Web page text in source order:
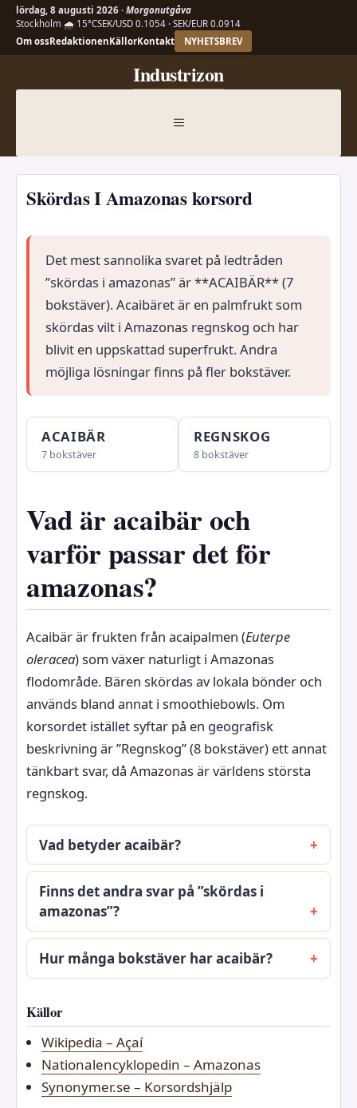
lördag, 8 augusti 2026 · Morgonutgåva
Stockholm 🌧 15°CSEK/USD 0.1054 · SEK/EUR 0.0914
Om ossRedaktionenKällorKontakt NYHETSBREV
Industrizon
MENY
Skördas I Amazonas korsord
Det mest sannolika svaret på ledtråden
”skördas i amazonas” är **ACAIBÄR** (7
bokstäver). Acaibäret är en palmfrukt som
skördas vilt i Amazonas regnskog och har
blivit en uppskattad superfrukt. Andra
möjliga lösningar finns på fler bokstäver.
ACAIBÄR
7 bokstäver
REGNSKOG
8 bokstäver
Vad är acaibär och
varför passar det för
amazonas?
Acaibär är frukten från acaipalmen (Euterpe
oleracea) som växer naturligt i Amazonas
flodområde. Bären skördas av lokala bönder och
används bland annat i smoothiebowls. Om
korsordet istället syftar på en geografisk
beskrivning är ”Regnskog” (8 bokstäver) ett annat
tänkbart svar, då Amazonas är världens största
regnskog.
Vad betyder acaibär?
Finns det andra svar på ”skördas i
amazonas”?
Hur många bokstäver har acaibär?
Källor
Wikipedia – Açaí
Nationalencyklopedin – Amazonas
Synonymer.se – Korsordshjälp